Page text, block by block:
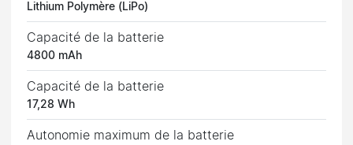
Lithium Polymère (LiPo)
Capacité de la batterie
4800 mAh
Capacité de la batterie
17,28 Wh
Autonomie maximum de la batterie